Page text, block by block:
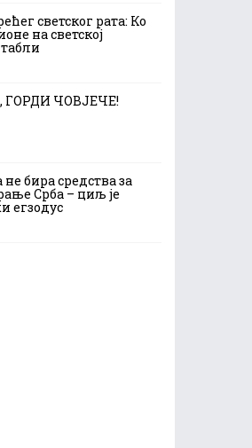
светског рата: Ко
на светској
ГОРДИ ЧОВЈЕЧЕ!
бира средства за
Срба – циљ је
егзодус